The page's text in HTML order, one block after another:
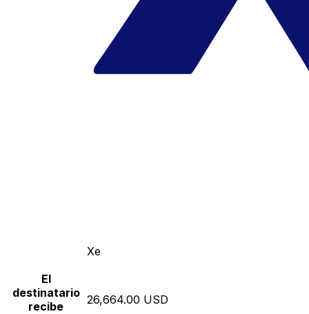
Xe
El
destinatario
recibe
26,664.00 USD